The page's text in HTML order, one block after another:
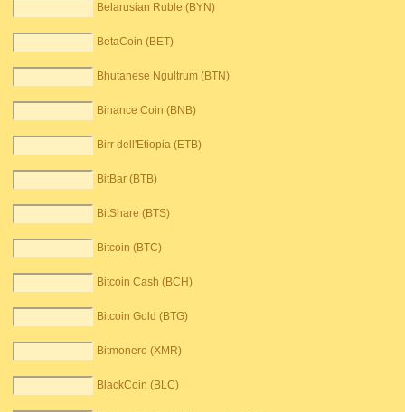
Belarusian Ruble (BYN)
BetaCoin (BET)
Bhutanese Ngultrum (BTN)
Binance Coin (BNB)
Birr dell'Etiopia (ETB)
BitBar (BTB)
BitShare (BTS)
Bitcoin (BTC)
Bitcoin Cash (BCH)
Bitcoin Gold (BTG)
Bitmonero (XMR)
BlackCoin (BLC)